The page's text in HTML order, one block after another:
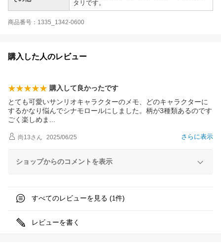
タリです。
商品番号：1335_1342-0600
購入した人のレビュー
購入して良かったです
とても可愛いサンリオキャラクターのメモ、どのキャラクターに
するかなり悩んでシナモロールにしました。柄が3種類あるのです
ごく楽しめま
さらに表示
尚13さん 2025/06/25
ショップからのコメントを表示
すべてのレビューを見る (1件)
レビューを書く